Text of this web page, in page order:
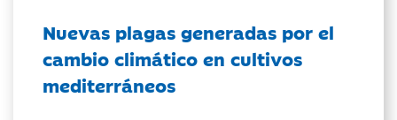
Nuevas plagas generadas por el
cambio climático en cultivos
mediterráneos